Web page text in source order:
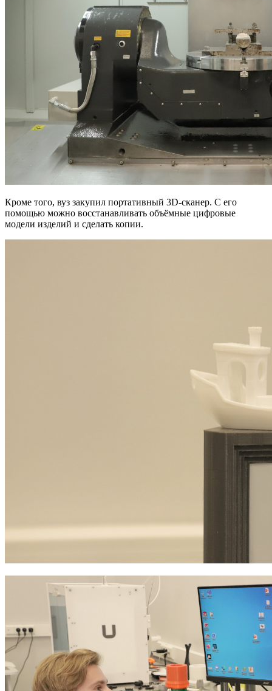
Кроме того, вуз закупил портативный 3D-сканер. С его
помощью можно восстанавливать объёмные цифровые
модели изделий и сделать копии.